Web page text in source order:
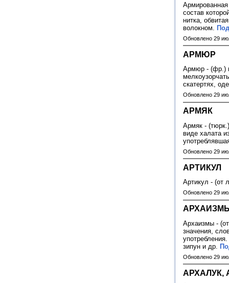
Армированная
состав
нитка,
волокном.
Обновлено 29
АРМЮР
Армюр - (фр.)
скатертях,
Обновлено 29
АРМЯК
Армяк -
виде халата
Обновлено 29
АРТИКУЛ
Артикул - (от
Обновлено 29
Архаизмы -
значения,
зипун и др.
Обновлено 29
АРХАЛУК,